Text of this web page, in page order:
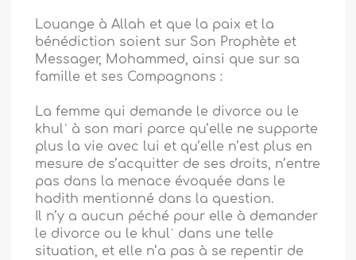
Louange à Allah et que la paix et la
bénédiction soient sur Son Prophète et
Messager, Mohammed, ainsi que sur sa
famille et ses Compagnons :
La femme qui demande le divorce ou le
khulʿ à son mari parce qu’elle ne supporte
plus la vie avec lui et qu’elle n’est plus en
mesure de s’acquitter de ses droits, n’entre
pas dans la menace évoquée dans le
hadith mentionné dans la question.
Il n’y a aucun péché pour elle à demander
le divorce ou le khulʿ dans une telle
situation, et elle n’a pas à se repentir de